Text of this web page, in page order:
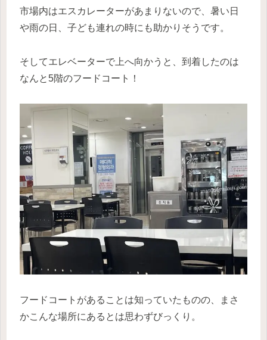
市場内はエスカレーターがあまりないので、暑い日
や雨の日、子ども連れの時にも助かりそうです。
そしてエレベーターで上へ向かうと、到着したのは
なんと5階のフードコート！
フードコートがあることは知っていたものの、まさ
かこんな場所にあるとは思わずびっくり。